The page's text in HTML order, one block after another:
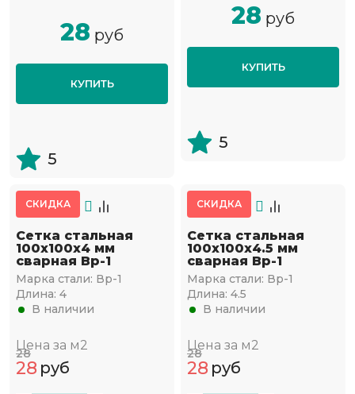
28 руб
КУПИТЬ
5
28 руб
КУПИТЬ
5
СКИДКА
Сетка стальная
100х100х4 мм
сварная Вр-1
Марка стали: Вр-1
Длина: 4
В наличии
Цена за м2
28
28 руб
СКИДКА
Сетка стальная
100х100х4.5 мм
сварная Вр-1
Марка стали: Вр-1
Длина: 4.5
В наличии
Цена за м2
28
28 руб